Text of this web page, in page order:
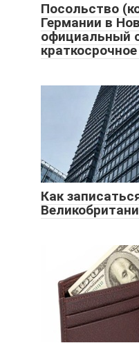
Посольство
Германии в
официальный
Как